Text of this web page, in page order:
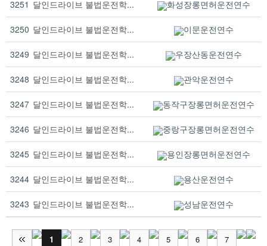
3251 달인드라이브 불법운전학... 화성장롱면허운전연수
3250 달인드라이브 불법운전학... 이문운전연수
3249 달인드라이브 불법운전학... 우장산동운전연수
3248 달인드라이브 불법운전학... 관악운전연수
3247 달인드라이브 불법운전학... 동작구장롱면허운전연수
3246 달인드라이브 불법운전학... 중랑구장롱면허운전연수
3245 달인드라이브 불법운전학... 용인장롱면허운전연수
3244 달인드라이브 불법운전학... 용산운전연수
3243 달인드라이브 불법운전학... 성남운전연수
1 2 3 4 5 6 7